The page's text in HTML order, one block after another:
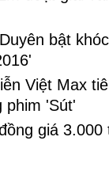
bật
Việt Max
phim 'Sút'
giá